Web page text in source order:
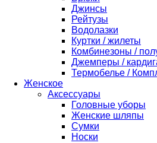
Джинсы
Рейтузы
Водолазки
Куртки / жилеты
Комбинезоны /
Джемперы /
Термобелье /
Женское
Аксессуары
Головные уборы
Женские шляпы
Сумки
Носки